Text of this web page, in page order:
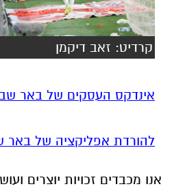
קרדיט: זאב דיקמן
אינדקס העסקים של באר
להורדת אפליקציה של באר
אנו מכבדים זכויות יוצרים